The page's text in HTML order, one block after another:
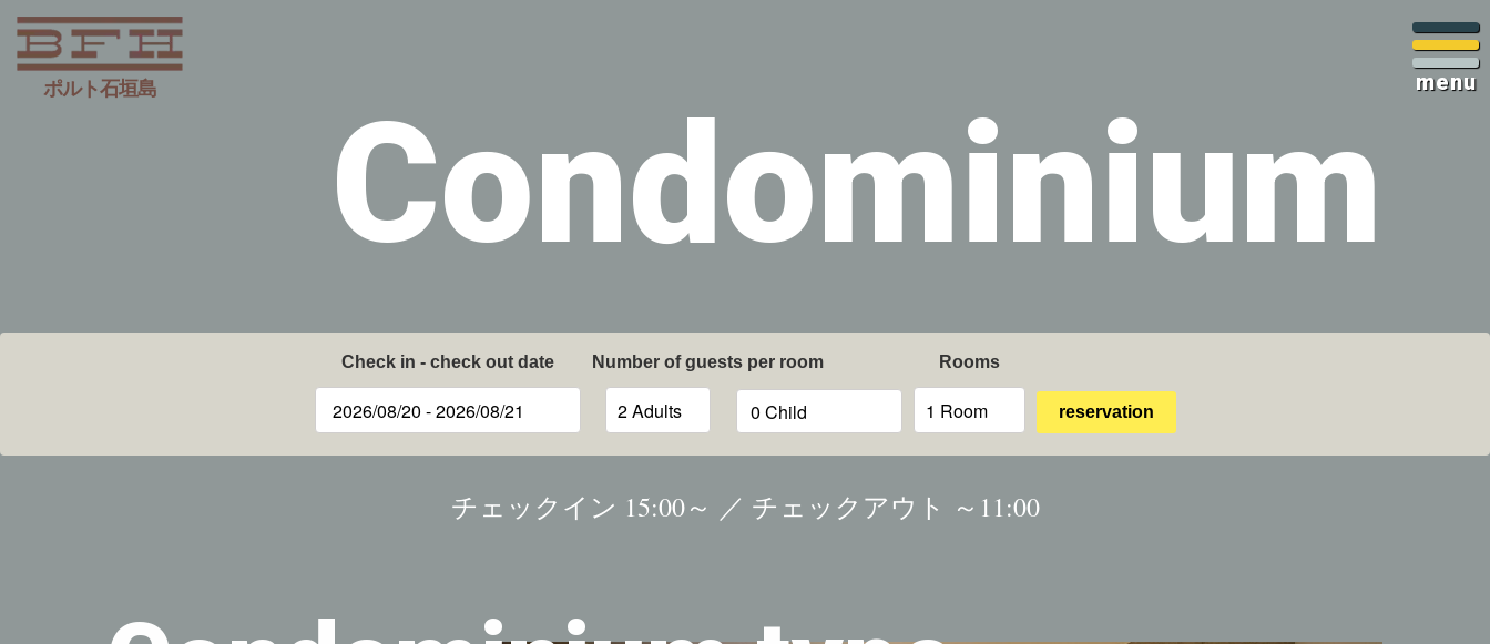
menu
ポルト石垣島 Condominium
Check in - check out date Number of guests per room Rooms
reservation
チェックイン 15:00～ ／ チェックアウト ～11:00